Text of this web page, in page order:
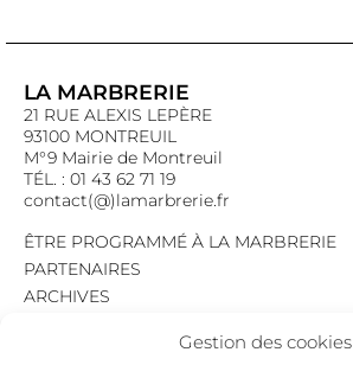
Gestion des cookies
LA MARBRERIE
21 RUE ALEXIS LEPÈRE
93100 MONTREUIL
M°9 Mairie de Montreuil
TÉL. : 01 43 62 71 19
contact(@)lamarbrerie.fr
ÊTRE PROGRAMMÉ À LA MARBRERIE
PARTENAIRES
ARCHIVES
MENTIONS LÉGALES